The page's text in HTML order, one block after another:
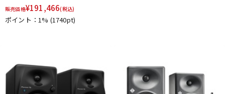
販売価格¥191,466(税込)
ポイント：1% (1740pt)